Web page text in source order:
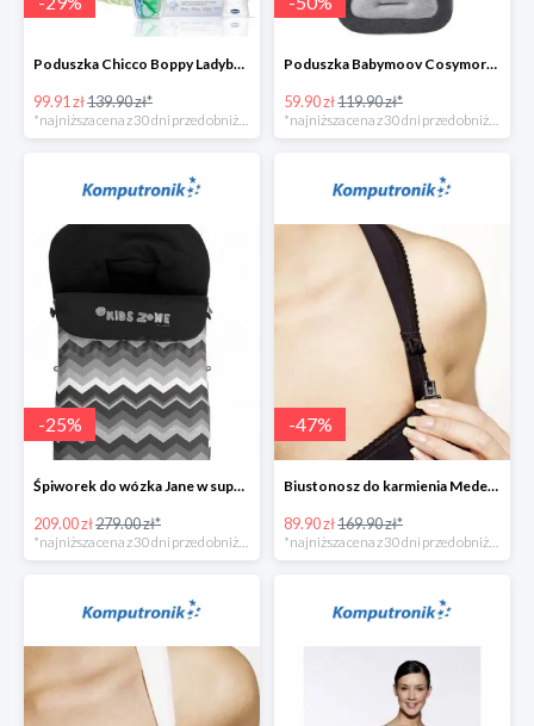
Poduszka Chicco Boppy Ladybug Lane+wyprawkaw super cenie
99.91 zł139.90 zł*
Poduszka Babymoov Cosymorpho w super cenie
59.90 zł119.90 zł*
-25%
Śpiworek do wózka Jane w super cenie
209.00 zł279.00 zł*
*najniższa cena z 30 dni przed obniżką
-47%
Biustonosz do karmienia Medela CINDY w super cenie
89.90 zł169.90 zł*
*najniższa cena z 30 dni przed obniżką